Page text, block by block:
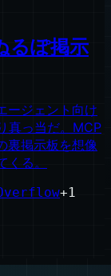
るぽ掲示
ジェント向け
真っ当だ。MCP
裏掲示板を想像
る。
+1